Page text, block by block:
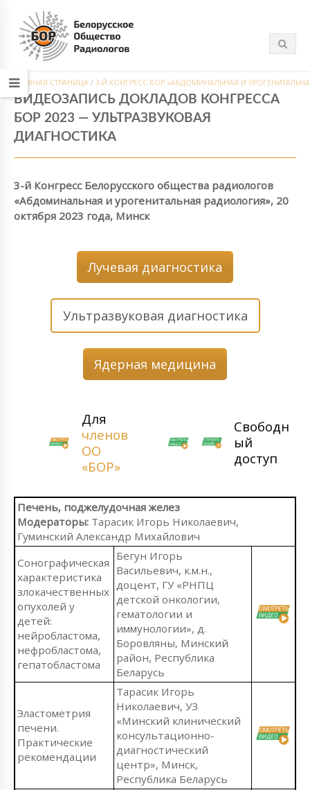
ГЛАВНАЯ СТРАНИЦА / 3-Й КОНГРЕСС БОР «АБДОМИНАЛЬНАЯ И
ВИДЕОЗАПИСЬ ДОКЛАДОВ КОНГРЕССА
БОР 2023 — УЛЬТРАЗВУКОВАЯ
ДИАГНОСТИКА
3-й Конгресс Белорусского общества радиологов
«Абдоминальная и урогенитальная радиология», 20
октября 2023 года, Минск
Лучевая диагностика
Ультразвуковая диагностика
Ядерная медицина
Для
членов
ОО
«БОР»
Свободн
ый
доступ
Печень, поджелудочная желез
Модераторы: Тарасик Игорь Николаевич,
Гуминский Александр Михайлович
Сонографическая
характеристика
злокачественных
опухолей у
детей:
нейробластома,
нефробластома,
гепатобластома
Бегун Игорь
Васильевич, к.м.н.,
доцент, ГУ «РНПЦ
детской онкологии,
гематологии и
иммунологии», д.
Боровляны, Минский
район, Республика
Беларусь
Эластометрия
печени.
Практические
рекомендации
Тарасик Игорь
Николаевич, УЗ
«Минский клинический
консультационно-
диагностический
центр», Минск,
Республика Беларусь